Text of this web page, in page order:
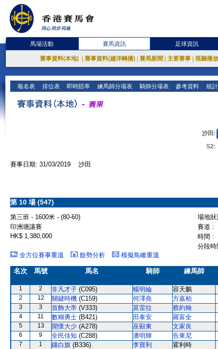
馬場活動 賽馬資訊 足球資訊
賽事資料(本地) 賽事資料(越洋轉播) 賽馬新聞 主要賽事 視聽播
報名表 排位表 即時賠率 練馬師分場表 騎師分場表 參考資料 統
沙田:
S2:
賽事日期: 31/03/2019 沙田
第 10 場 (547)
第三班 - 1600米 - (80-60)
場地
印洲塘讓賽
賽道 :
HK$ 1,380,000
時間 :
分段
全方位賽事重溫
餘勢分析 模擬鳥瞰重溫
名次 馬號 馬名 騎師 練馬師
1 2 非凡才子 (C095) 楊明綸 容天鵬
2 12 關鍵時機 (C159) 何澤堯 方嘉柏
3 3 首飾大帝 (V333) 莫雷拉 蔡約翰
4 11 數糊勇士 (B421) 田泰安 羅富全
5 13 開懷大少 (A278) 巫顯東 文家良
6 9 全民佳知 (C288) 潘明輝 告東尼
7 1 鑲白旗 (B336) 李寶利 霍利時